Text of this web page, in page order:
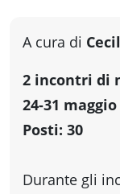
fare
A cura di
2 incontri di
24-31 maggio
Posti: 30
Durante gli